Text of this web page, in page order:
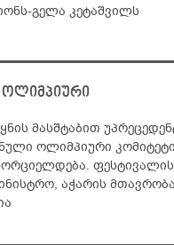
გელა კეტაშვილს
ოლიმპიური
მასშტაბით
ოლიმპიური
ფესტივალის
აჭარის